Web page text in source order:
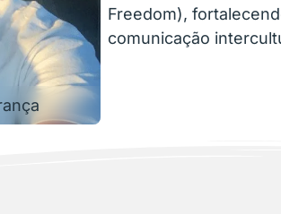
Freedom),
comunicação